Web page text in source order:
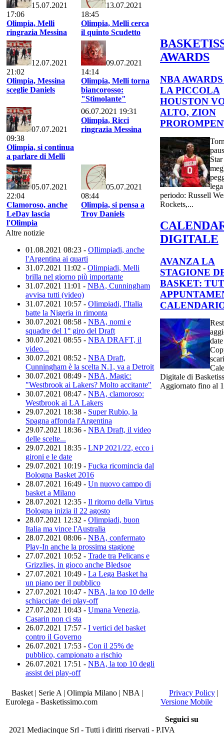
15.07.2021
17:06
Olimpia, Melli
ringrazia Messina
13.07.2021
18:45
Olimpia, Melli cerca
il quinto Scudetto
12.07.2021
21:02
Olimpia, Messina
sceglie Daniels
09.07.2021
14:14
Olimpia, Melli torna
biancorosso:
"Stimolante"
07.07.2021
09:38
Olimpia, si continua
a parlare di Melli
06.07.2021 19:31
Olimpia, Ricci
ringrazia Messina
05.07.2021
22:04
Clamoroso, anche
LeDay lascia
l'Olimpia
05.07.2021
08:44
Olimpia, si pensa a
Troy Daniels
Altre notizie
01.08.2021 08:23 - OIlimpiadi, anche
l'Argentina ai quarti
31.07.2021 11:02 - Olimpiadi, Melli
brilla nel giorno più importante
31.07.2021 11:01 - NBA, Cunningham
avvisa tutti (video)
31.07.2021 10:57 - Olimpiadi, l'Italia
batte la Nigeria in rimonta
30.07.2021 08:58 - NBA, nomi e
squadre del 1° giro del Draft
30.07.2021 08:55 - NBA DRAFT, il
video...
30.07.2021 08:52 - NBA Draft,
Cunningham è la scelta N.1, va a Detroit
30.07.2021 08:49 - NBA, Magic:
"Westbrook ai Lakers? Molto accitante"
30.07.2021 08:47 - NBA, clamoroso:
Westbrook ai LA Lakers
29.07.2021 18:38 - Super Rubio, la
Spagna affonda l'Argentina
29.07.2021 18:36 - NBA Draft, il video
delle scelte...
29.07.2021 18:35 - LNP 2021/22, ecco i
gironi e le date
29.07.2021 10:19 - Fucka ricomincia dal
Bologna Basket 2016
28.07.2021 16:49 - Un nuovo campo di
basket a Milano
28.07.2021 12:35 - Il ritorno della Virtus
Bologna inizia il 22 agosto
28.07.2021 12:32 - Olimpiadi, buon
Italia ma vince l'Australia
28.07.2021 08:06 - NBA, confermato
Play-In anche la prossima stagione
27.07.2021 10:52 - Trade tra Pelicans e
Grizzlies, in gioco anche Bledsoe
27.07.2021 10:49 - La Lega Basket ha
un piano per il pubblico
27.07.2021 10:47 - NBA, la top 10 delle
schiacciate dei play-off
27.07.2021 10:43 - Umana Venezia,
Casarin non ci sta
26.07.2021 17:57 - I vertici del basket
contro il Governo
26.07.2021 17:53 - Con il 25% de
pubblico, campionato a rischio
26.07.2021 17:51 - NBA, la top 10 degli
assist dei play-off
AWARDS
NBA
LA PICCOLA
HOUSTON
ALTO, ZION
periodo: Russell
Rockets,...
DIGITALE
AVANZA LA
STAGIONE
BASKET:
Digitale di
Aggiornato fino al
Basket | Serie A | Olimpia Milano | NBA |
Eurolega - Basketissimo.com
Privacy Policy |
Versione Mobile
Seguici su
2021 Mediacinque Srl - Tutti i diritti riservati - P.IVA